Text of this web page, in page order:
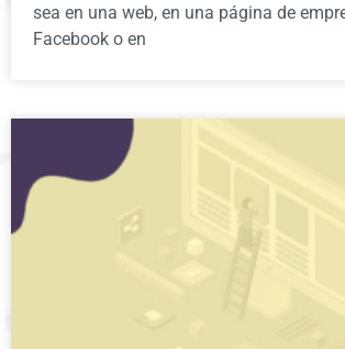
sea en una web, en una página de
Facebook o en